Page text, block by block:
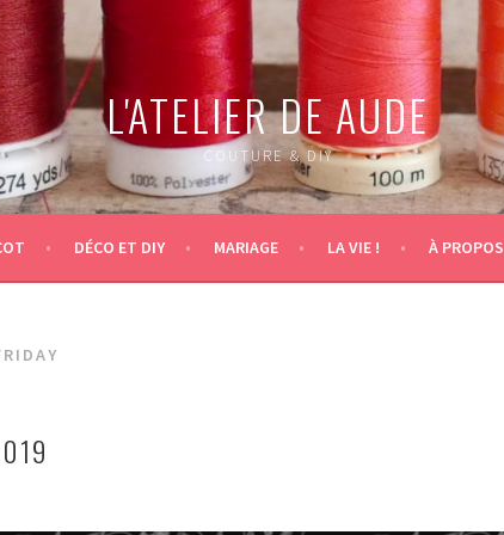
L'ATELIER DE AUDE
COUTURE & DIY
DÉCO ET DIY MARIAGE LA VIE ! À PROPOS